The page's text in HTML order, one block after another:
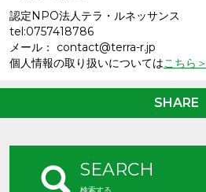
認定NPO法人テラ・ルネッサンス
tel:0757418786
メール： contact@terra-r.jp
個人情報の取り扱いについてはこちら＞
SHARE
SEARCH
検索する